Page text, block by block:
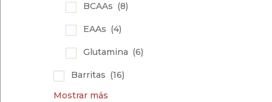
BCAAs (8)
EAAs (4)
Glutamina (6)
Barritas (16)
Mostrar más